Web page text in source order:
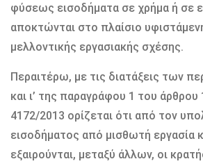
φύσεως εισοδήματα σε χρήμα ή σε
αποκτώνται στο πλαίσιο
μελλοντικής εργασιακής σχέσης.
Περαιτέρω, με τις διατάξεις των
και ι’ της παραγράφου 1 του άρθρου
4172/2013 ορίζεται ότι από τον
εισοδήματος από μισθωτή εργασία
εξαιρούνται, μεταξύ άλλων, οι